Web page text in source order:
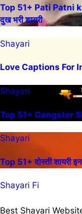
Top 51+ Pati Patni
दुख भरी शायरी
Shayari
Love Captions For
Shayari
Top 51+ Gangster
Shayari
Top 51+ दोस्ती शायरी
Shayari Fi
Best Shayari